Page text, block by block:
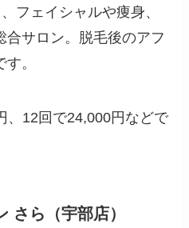
フェイシャルや痩身、
合サロン。脱毛後のアフ
。
、12回で24,000円などで
さら（宇部店）